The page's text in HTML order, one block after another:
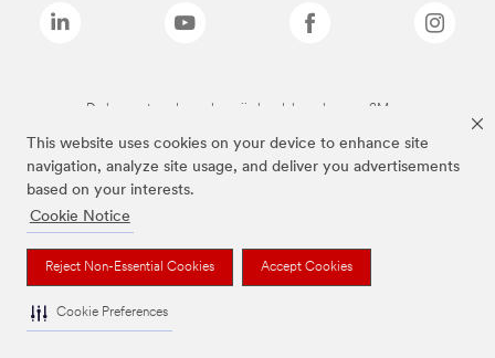
This website uses cookies on your device to enhance site
navigation, analyze site usage, and deliver you advertisements
based on your interests.
Cookie Notice
Reject Non-Essential Cookies Accept Cookies
Cookie Preferences
De bovenstaande merken zijn handelsmerken van 3M.we